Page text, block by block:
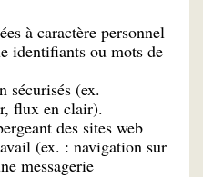
à caractère personnel
identifiants ou mots de
sécurisés (ex.
flux en clair).
des sites web
(ex. : navigation sur
messagerie